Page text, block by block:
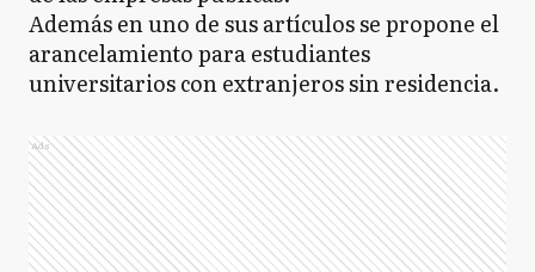
Además en uno de sus artículos se propone el
arancelamiento para estudiantes
universitarios con extranjeros sin residencia.
Ads